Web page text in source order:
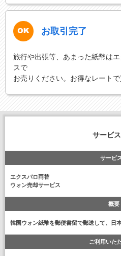
お取引完了
旅行や出張等、あまった紙幣は
スで
お売りください。お得なレートで
サービ
サービ
エクスパロ両替
ウォン売却サービス
概要
韓国ウォン紙幣を郵便書留で郵送して、日
ご利用いた